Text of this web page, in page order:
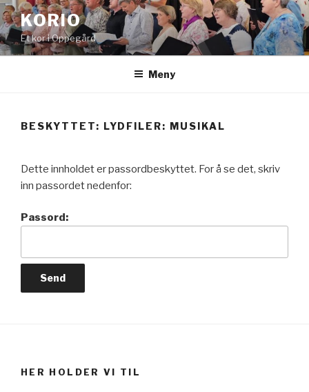
Gå
til
innhold
KORIO
Et kor i Oppegård
Meny
BESKYTTET: LYDFILER: MUSIKAL
Dette innholdet er passordbeskyttet. For å se det, skriv
inn passordet nedenfor:
Passord:
HER HOLDER VI TIL